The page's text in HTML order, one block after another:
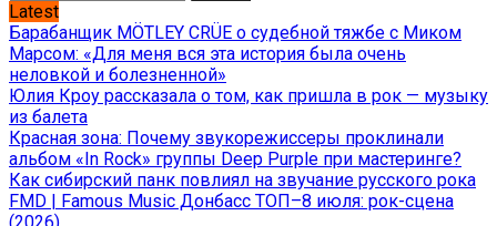
Latest
Барабанщик MÖTLEY CRÜE о судебной тяжбе с Миком
Марсом: «Для меня вся эта история была очень
неловкой и болезненной»
Юлия Кроу рассказала о том, как пришла в рок — музыку
из балета
Красная зона: Почему звукорежиссеры проклинали
альбом «In Rock» группы Deep Purple при мастеринге?
Как сибирский панк повлиял на звучание русского рока
FMD | Famous Music Донбасс ТОП–8 июля: рок-сцена